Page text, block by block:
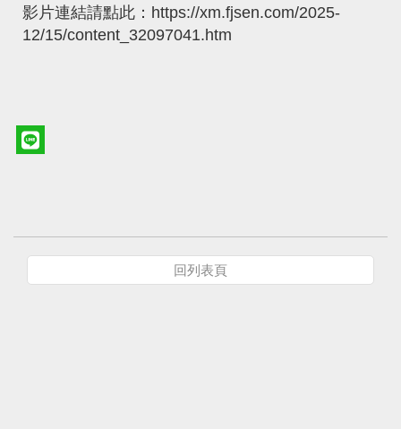
影片連結請點此： https://xm.fjsen.com/2025-
12/15/content_32097041.htm
回列表頁